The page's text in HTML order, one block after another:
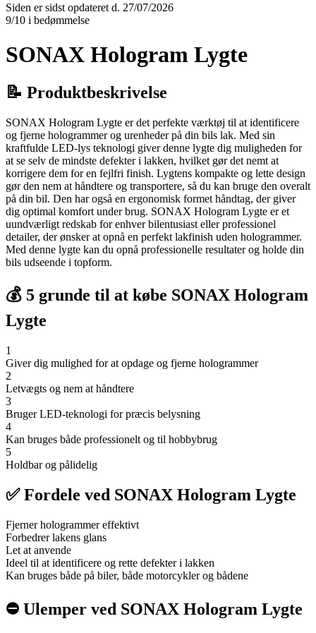
Siden er sidst opdateret d. 27/07/2026
9/10 i bedømmelse
SONAX Hologram Lygte
📝 Produktbeskrivelse
SONAX Hologram Lygte er det perfekte værktøj til at identificere
og fjerne hologrammer og urenheder på din bils lak. Med sin
kraftfulde LED-lys teknologi giver denne lygte dig muligheden for
at se selv de mindste defekter i lakken, hvilket gør det nemt at
korrigere dem for en fejlfri finish. Lygtens kompakte og lette design
gør den nem at håndtere og transportere, så du kan bruge den overalt
på din bil. Den har også en ergonomisk formet håndtag, der giver
dig optimal komfort under brug. SONAX Hologram Lygte er et
uundværligt redskab for enhver bilentusiast eller professionel
detailer, der ønsker at opnå en perfekt lakfinish uden hologrammer.
Med denne lygte kan du opnå professionelle resultater og holde din
bils udseende i topform.
💰 5 grunde til at købe SONAX Hologram
Lygte
1
Giver dig mulighed for at opdage og fjerne hologrammer
2
Letvægts og nem at håndtere
3
Bruger LED-teknologi for præcis belysning
4
Kan bruges både professionelt og til hobbybrug
5
Holdbar og pålidelig
✅ Fordele ved SONAX Hologram Lygte
Fjerner hologrammer effektivt
Forbedrer lakens glans
Let at anvende
Ideel til at identificere og rette defekter i lakken
Kan bruges både på biler, både motorcykler og bådene
⛔️ Ulemper ved SONAX Hologram Lygte